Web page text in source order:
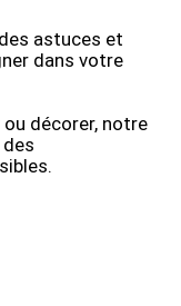
astuces et
dans votre
décorer, notre